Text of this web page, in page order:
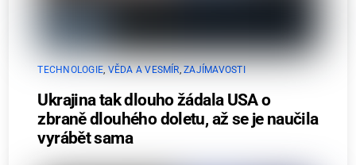
TECHNOLOGIE VĚDA A VESMÍR ,ZAJÍMAVOSTI
Ukrajina tak dlouho žádala USA o
zbraně dlouhého doletu, až se je naučila
vyrábět sama